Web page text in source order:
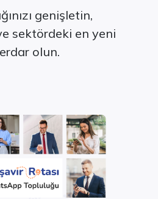
genişletin,
sektördeki en yeni
olun.